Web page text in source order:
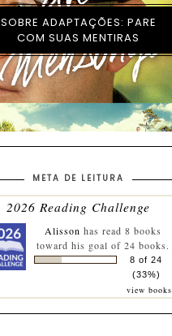
SOBRE ADAPTAÇÕES: PARE
COM SUAS MENTIRAS
META DE LEITURA
2026 Reading Challenge
Alisson has read 8 books
toward his goal of 24 books.
8 of 24
(33%)
view books